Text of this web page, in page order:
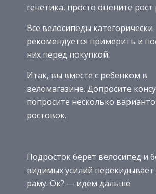
генетика, просто оцените
Все велосипеды категорически
рекомендуется примерить и
них перед покупкой.
Итак, вы вместе с ребенком в
веломагазине. Допросите
попросите несколько
ростовок.
Подросток берет велосипед и
видимых усилий перекидывает
раму. Ок? — идем дальше